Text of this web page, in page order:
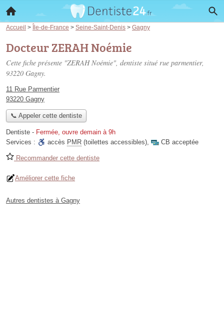
Accueil > Île-de-France > Seine-Saint-Denis > Gagny
Docteur ZERAH Noémie
Cette fiche présente "ZERAH Noémie", dentiste situé rue parmentier,
93220 Gagny.
11 Rue Parmentier
93220 Gagny
📞 Appeler cette dentiste
Dentiste - Fermée, ouvre demain à 9h
Services :
accès PMR (toilettes accessibles), CB acceptée
Recommander cette dentiste
Améliorer cette fiche
Autres dentistes à Gagny